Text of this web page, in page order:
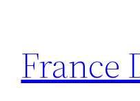
contenu
France